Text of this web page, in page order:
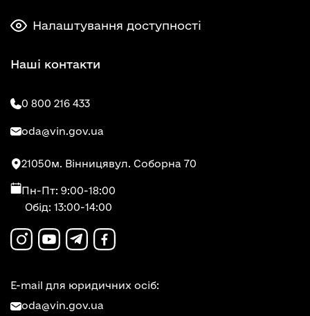
Налаштування доступності
Наші контакти
0 800 216 433
oda@vin.gov.ua
21050м. Вінницявул. Соборна 70
Пн-Пт: 9:00-18:00
Обід: 13:00-14:00
E-mail для юридичних осіб:
oda@vin.gov.ua